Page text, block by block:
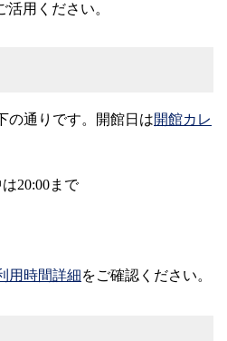
用ください。
の通りです。開館日は開館カレ
20:00まで
用時間詳細をご確認ください。